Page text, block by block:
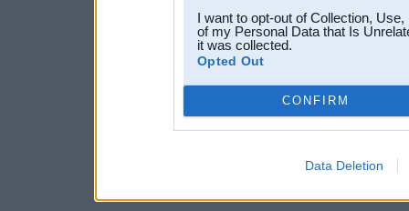
I want to opt-out of Collection,
of my Personal Data that Is
it was collected.
Opted Out
CONFIRM
Data Deletion